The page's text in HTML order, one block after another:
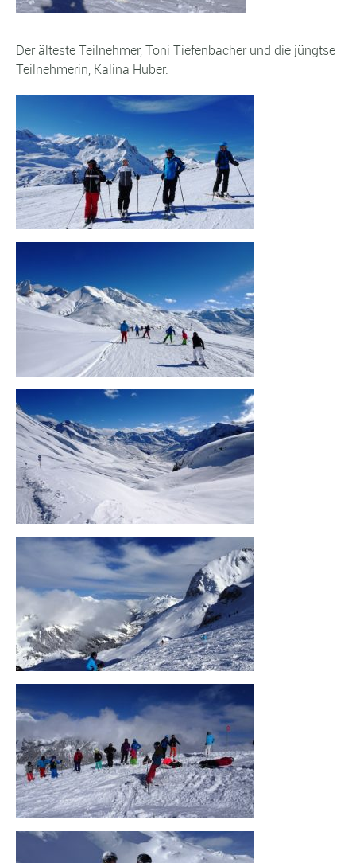
Der älteste Teilnehmer, Toni Tiefenbacher und die jüngtse
Teilnehmerin, Kalina Huber.